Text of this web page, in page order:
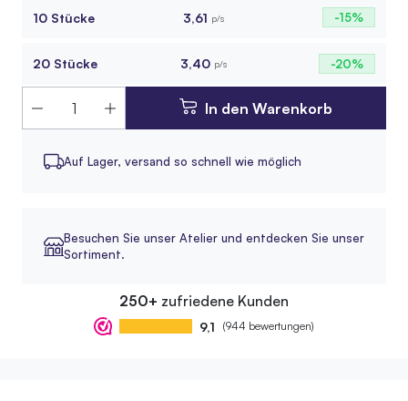
5,00
4,25.
10 Stücke 3,61 p/s -15%
20 Stücke 3,40 p/s -20%
In den Warenkorb
Auf Lager, versand so schnell wie möglich
Besuchen Sie unser Atelier und entdecken Sie unser
Sortiment.
250+ zufriedene Kunden
9,1 (944 bewertungen)